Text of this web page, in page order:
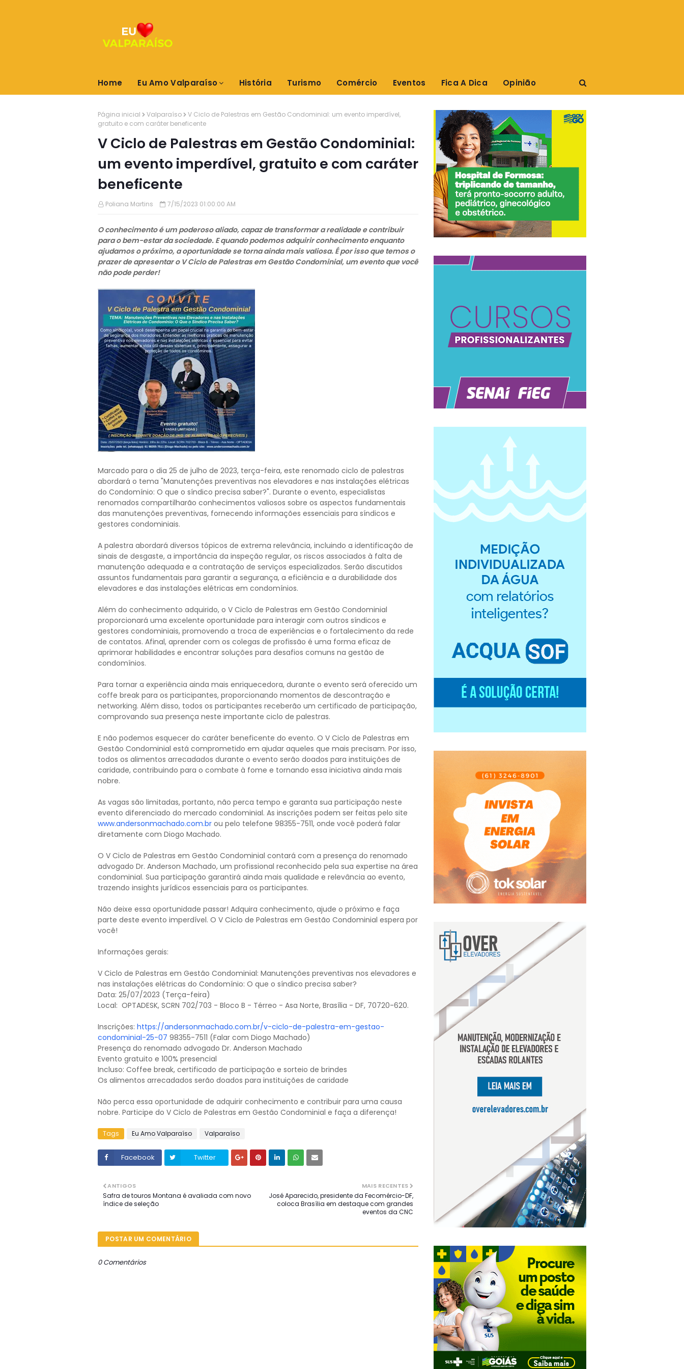
Home Eu Amo Valparaíso História Turismo Comércio Eventos Fica A Dica Opinião
Página inicial Valparaíso
V Ciclo de Palestras em Gestão Condominial: um evento imperdível,
gratuito e com caráter beneficente
V Ciclo de Palestras em Gestão Condominial:
um evento imperdível, gratuito e com caráter
beneficente
Poliana Martins 7/15/2023 01:00:00 AM
O conhecimento é um poderoso aliado, capaz de transformar a realidade e contribuir
para o bem-estar da sociedade. E quando podemos adquirir conhecimento enquanto
ajudamos o próximo, a oportunidade se torna ainda mais valiosa. É por isso que temos o
prazer de apresentar o V Ciclo de Palestras em Gestão Condominial, um evento que você
não pode perder!
Marcado para o dia 25 de julho de 2023, terça-feira, este renomado ciclo de palestras
abordará o tema "Manutenções preventivas nos elevadores e nas instalações elétricas
do Condomínio: O que o síndico precisa saber?". Durante o evento, especialistas
renomados compartilharão conhecimentos valiosos sobre os aspectos fundamentais
das manutenções preventivas, fornecendo informações essenciais para síndicos e
gestores condominiais.
A palestra abordará diversos tópicos de extrema relevância, incluindo a identificação de
sinais de desgaste, a importância da inspeção regular, os riscos associados à falta de
manutenção adequada e a contratação de serviços especializados. Serão discutidos
assuntos fundamentais para garantir a segurança, a eficiência e a durabilidade dos
elevadores e das instalações elétricas em condomínios.
Além do conhecimento adquirido, o V Ciclo de Palestras em Gestão Condominial
proporcionará uma excelente oportunidade para interagir com outros síndicos e
gestores condominiais, promovendo a troca de experiências e o fortalecimento da rede
de contatos. Afinal, aprender com os colegas de profissão é uma forma eficaz de
aprimorar habilidades e encontrar soluções para desafios comuns na gestão de
condomínios.
Para tornar a experiência ainda mais enriquecedora, durante o evento será oferecido um
coffe break para os participantes, proporcionando momentos de descontração e
networking. Além disso, todos os participantes receberão um certificado de participação,
comprovando sua presença neste importante ciclo de palestras.
E não podemos esquecer do caráter beneficente do evento. O V Ciclo de Palestras em
Gestão Condominial está comprometido em ajudar aqueles que mais precisam. Por isso,
todos os alimentos arrecadados durante o evento serão doados para instituições de
caridade, contribuindo para o combate à fome e tornando essa iniciativa ainda mais
nobre.
As vagas são limitadas, portanto, não perca tempo e garanta sua participação neste
evento diferenciado do mercado condominial. As inscrições podem ser feitas pelo site
www.andersonmachado.com.br ou pelo telefone 98355-7511, onde você poderá falar
diretamente com Diogo Machado.
O V Ciclo de Palestras em Gestão Condominial contará com a presença do renomado
advogado Dr. Anderson Machado, um profissional reconhecido pela sua expertise na área
condominial. Sua participação garantirá ainda mais qualidade e relevância ao evento,
trazendo insights jurídicos essenciais para os participantes.
Não deixe essa oportunidade passar! Adquira conhecimento, ajude o próximo e faça
parte deste evento imperdível. O V Ciclo de Palestras em Gestão Condominial espera por
você!
Informações gerais:
V Ciclo de Palestras em Gestão Condominial: Manutenções preventivas nos elevadores e
nas instalações elétricas do Condomínio: O que o síndico precisa saber?
Data: 25/07/2023 (Terça-feira)
Local: OPTADESK, SCRN 702/703 - Bloco B - Térreo - Asa Norte, Brasília - DF, 70720-620.
Inscrições: https://andersonmachado.com.br/v-ciclo-de-palestra-em-gestao-
condominial-25-07 98355-7511 (Falar com Diogo Machado)
Presença do renomado advogado Dr. Anderson Machado
Evento gratuito e 100% presencial
Incluso: Coffee break, certificado de participação e sorteio de brindes
Os alimentos arrecadados serão doados para instituições de caridade
Não perca essa oportunidade de adquirir conhecimento e contribuir para uma causa
nobre. Participe do V Ciclo de Palestras em Gestão Condominial e faça a diferença!
Tags Eu Amo Valparaíso Valparaíso
Facebook Twitter
MAIS RECENTES
José Aparecido, presidente da Fecomércio-DF,
coloca Brasília em destaque com grandes
eventos da CNC
ANTIGOS
Safra de touros Montana é avaliada com novo
índice de seleção
POSTAR UM COMENTÁRIO
0 Comentários